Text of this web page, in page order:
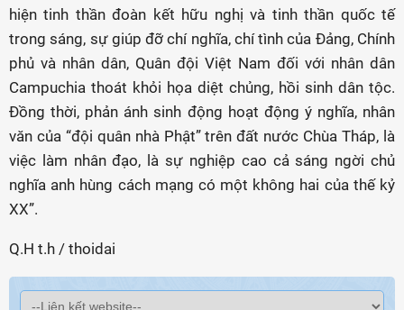
hiện tinh thần đoàn kết hữu nghị và tinh thần quốc tế
trong sáng, sự giúp đỡ chí nghĩa, chí tình của Đảng, Chính
phủ và nhân dân, Quân đội Việt Nam đối với nhân dân
Campuchia thoát khỏi họa diệt chủng, hồi sinh dân tộc.
Đồng thời, phản ánh sinh động hoạt động ý nghĩa, nhân
văn của “đội quân nhà Phật” trên đất nước Chùa Tháp, là
việc làm nhân đạo, là sự nghiệp cao cả sáng ngời chủ
nghĩa anh hùng cách mạng có một không hai của thế kỷ
XX”.
Q.H t.h / thoidai